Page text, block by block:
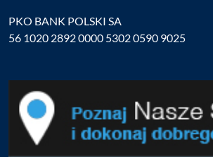
PKO BANK POLSKI SA
56 1020 2892 0000 5302 0590 9025